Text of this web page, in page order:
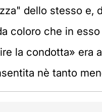
dello stesso
coloro che in
la condotta» era
nè tanto